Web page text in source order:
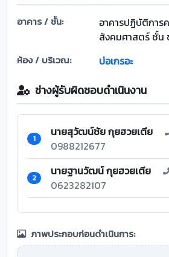
อาคาร / ชั้น:
อาคารปฏิบัติกา
สังคมศาสตร์ ชั้น
ห้อง / บริเวณ: บ่อเกรอะ
ช่างผู้รับผิดชอบดำเนินงาน
1 นายสุวัฒน์ชัย กุยฮวยเตีย
0988212677
2 นายฐานวัฒน์ กุยฮวยเตีย
0623282107
ภาพประกอบก่อนดำเนินการ: